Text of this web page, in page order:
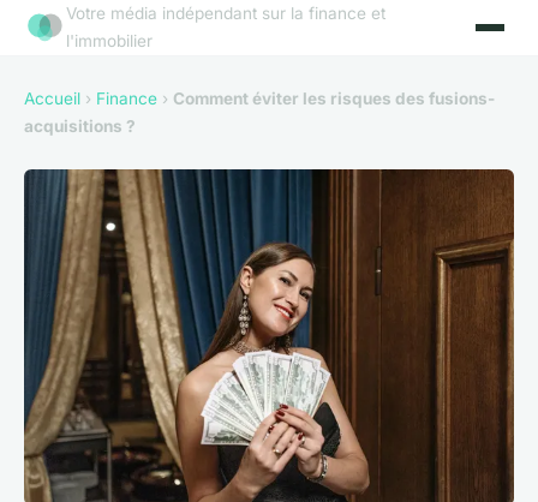
Votre média indépendant sur la finance et
l'immobilier
Accueil › Finance › Comment éviter les risques des fusions-
acquisitions ?